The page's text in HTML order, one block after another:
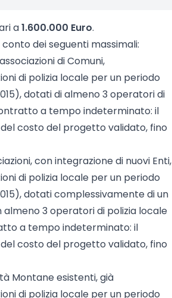
a1.600.000 Euro.
dei seguenti massimali:
di Comuni,
di polizia locale per un periodo
dotati di almeno 3 operatori di
a tempo indeterminato: il
costo del progetto validato, fino
con integrazione di nuovi Enti,
di polizia locale per un periodo
dotati complessivamente di un
almeno 3 operatori di polizia locale
a tempo indeterminato: il
costo del progetto validato, fino
Montane esistenti, già
di polizia locale per un periodo